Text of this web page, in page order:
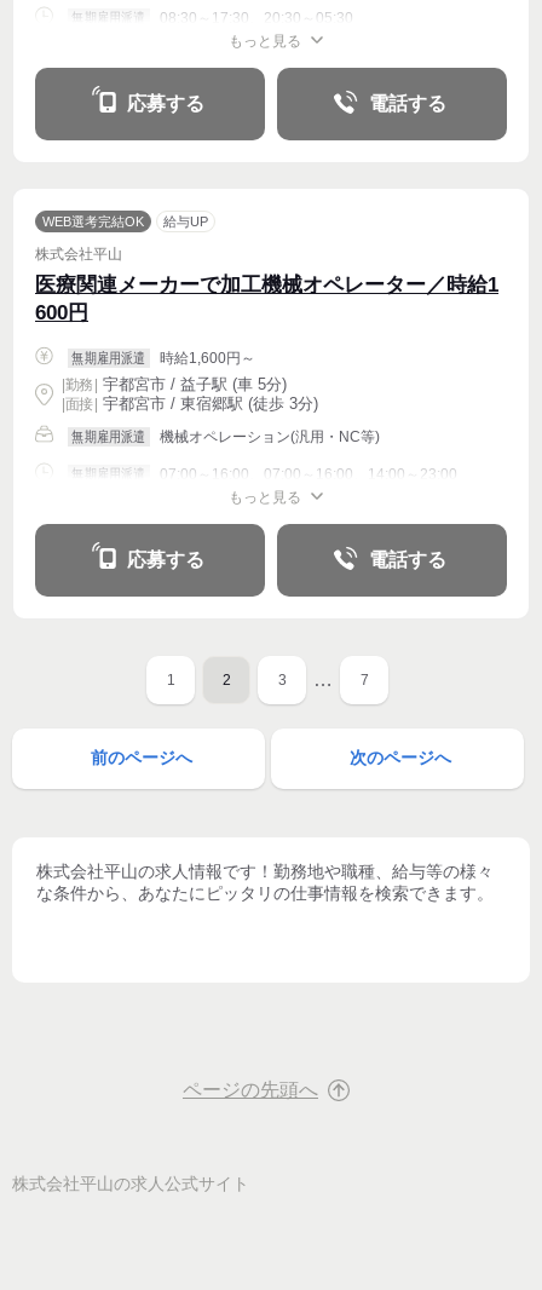
無期雇用派遣 08:30～17:30、20:30～05:30
もっと見る
応募する 電話する
WEB選考完結OK 給与UP
株式会社平山
医療関連メーカーで加工機械オペレーター／時給1
600円
無期雇用派遣
時給1,600円～
|勤務 宇都宮市 / 益子駅 (車 5分)
| 面接 | 宇都宮市 / 東宿郷駅 (徒歩 3分)
無期雇用派遣 機械オペレーション(汎用・NC等)
無期雇用派遣 07:00～16:00、07:00～16:00、14:00～23:00
もっと見る
応募する 電話する
1 2 3 … 7
前のページへ 次のページへ
株式会社平山の求人情報です！勤務地や職種、給与等の様々
な条件から、あなたにピッタリの仕事情報を検索できます。
ページの先頭へ
株式会社平山の求人公式サイト